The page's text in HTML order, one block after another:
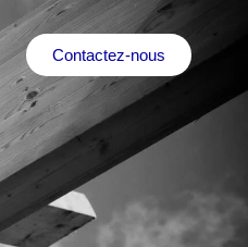
Contactez-nous